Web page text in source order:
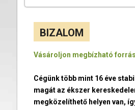
BIZALOM
Vásároljon megbízható
Cégünk több mint 16 éve
magát az ékszer
megközelíthető helyen van,